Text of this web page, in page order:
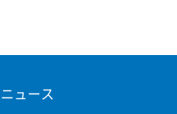
ニュース